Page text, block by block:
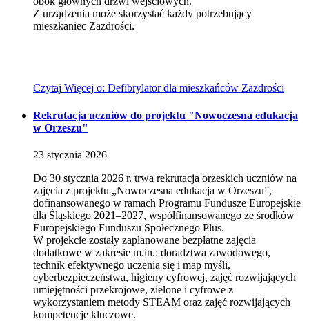
Z urządzenia może skorzystać każdy potrzebujący
mieszkaniec Zazdrości.
Czytaj Więcej o: Defibrylator dla mieszkańców Zazdrości
Rekrutacja uczniów do projektu "Nowoczesna edukacja
w Orzeszu"
23 stycznia 2026
Do 30 stycznia 2026 r. trwa rekrutacja orzeskich uczniów na
zajęcia z projektu „Nowoczesna edukacja w Orzeszu”,
dofinansowanego w ramach Programu Fundusze Europejskie
dla Śląskiego 2021–2027, współfinansowanego ze środków
Europejskiego Funduszu Społecznego Plus.
W projekcie zostały zaplanowane bezpłatne zajęcia
dodatkowe w zakresie m.in.: doradztwa zawodowego,
technik efektywnego uczenia się i map myśli,
cyberbezpieczeństwa, higieny cyfrowej, zajęć rozwijających
umiejętności przekrojowe, zielone i cyfrowe z
wykorzystaniem metody STEAM oraz zajęć rozwijających
kompetencje kluczowe.